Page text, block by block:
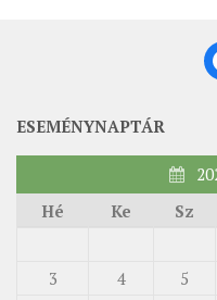
ESEMÉNYNAPTÁR
Hé
Ke Sz
3
4 5